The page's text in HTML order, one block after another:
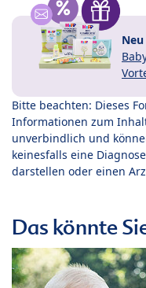
Bitte beachten: Dieses
Informationen zum
unverbindlich und
keinesfalls eine
darstellen oder einen
Das könnte